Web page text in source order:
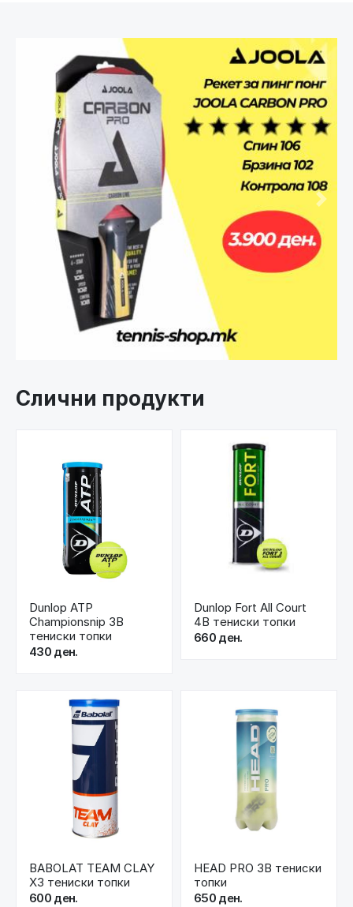
Претходно
Слични продукти
Dunlop ATP
Championsnip 3B
тениски топки
430 ден.
Dunlop Fort All Court
4B тениски топки
660 ден.
BABOLAT TEAM CLAY
X3 тениски топки
600 ден.
HEAD PRO 3B тениски
топки
650 ден.